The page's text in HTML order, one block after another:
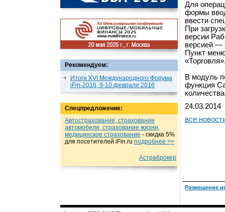
Рекомендуем:
Итоги XVI Международного Форума
iFin-2016, 9-10 февраля 2016
Спецпредложение:
Автострахование, страхование
автомобиля, страхование жизни,
медицинское страхование - cкидка 5%
для посетителей iFin.ru подробнеe >>
Астраброкер
Для
формы
ввести
При
версии
версией —
Пункт
В модуль
функция
24.03.2014
все
Размещение